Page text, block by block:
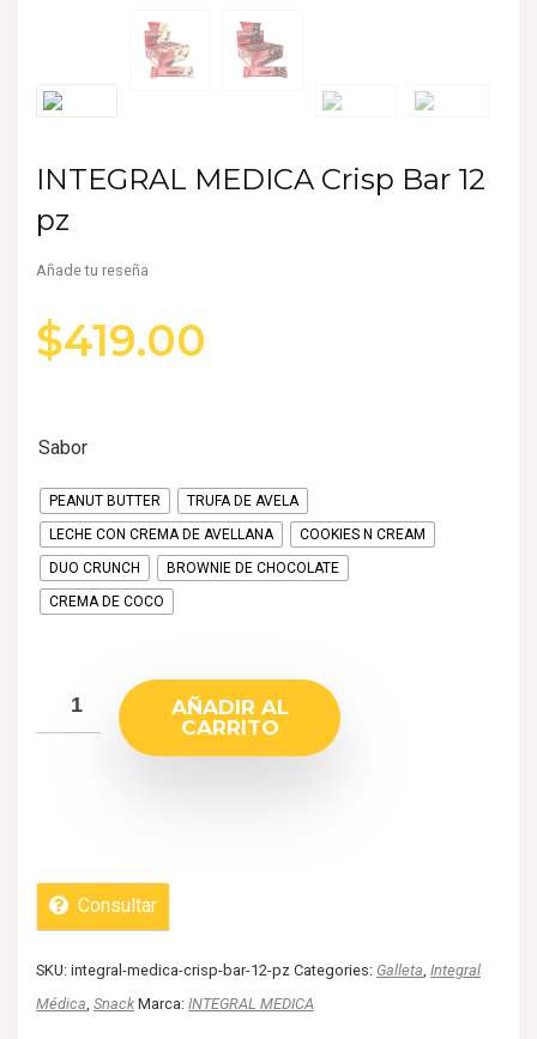
INTEGRAL MEDICA Crisp Bar 12
pz
Añade tu reseña
$419.00
Sabor
PEANUT BUTTER
TRUFA DE AVELA
LECHE CON CREMA DE AVELLANA
COOKIES N CREAM
DUO CRUNCH
BROWNIE DE CHOCOLATE
CREMA DE COCO
AÑADIR AL
CARRITO
Consultar
SKU: integral-medica-crisp-bar-12-pz Categories: Galleta Integral
Médica Snack Marca: INTEGRAL MEDICA